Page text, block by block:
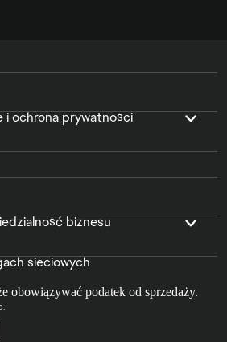
i ochrona prywatności
biznesu
sieciowych
obowiązywać podatek od sprzedaży.